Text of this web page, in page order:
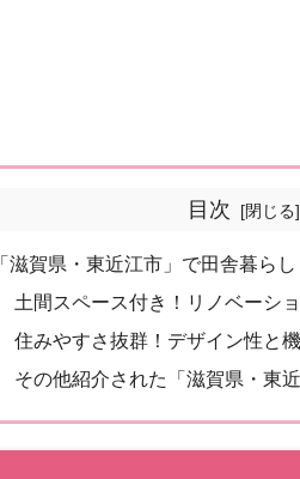
目次
「滋賀県・東近江市」で田舎暮らし
土間スペース付き！リノベーシ
住みやすさ抜群！デザイン性と
その他紹介された「滋賀県・東